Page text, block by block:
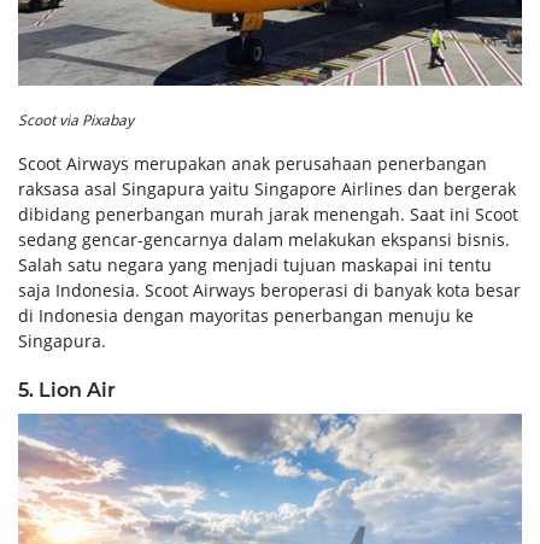
Scoot via Pixabay
Scoot Airways merupakan anak perusahaan penerbangan
raksasa asal Singapura yaitu Singapore Airlines dan bergerak
dibidang penerbangan murah jarak menengah. Saat ini Scoot
sedang gencar-gencarnya dalam melakukan ekspansi bisnis.
Salah satu negara yang menjadi tujuan maskapai ini tentu
saja Indonesia. Scoot Airways beroperasi di banyak kota besar
di Indonesia dengan mayoritas penerbangan menuju ke
Singapura.
5. Lion Air